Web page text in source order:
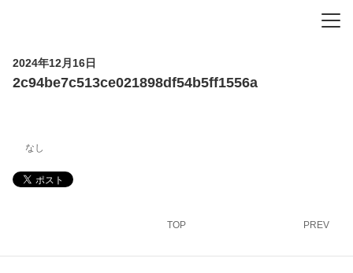
2024年12月16日
2c94be7c513ce021898df54b5ff1556a
なし
TOP PREV